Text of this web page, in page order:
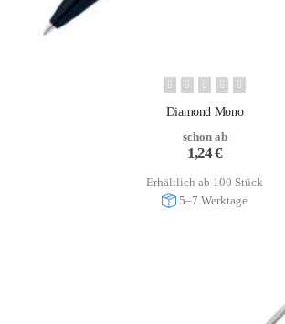
Diamond Mono
schon ab
1,24€
Erhältlich ab 100 Stück
5–7 Werktage